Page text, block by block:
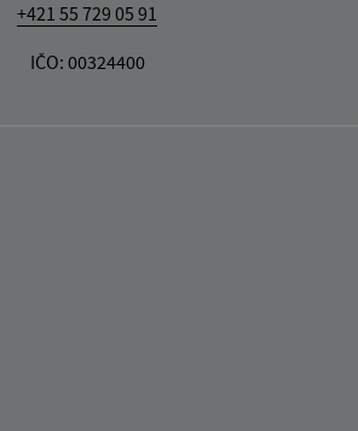
+421 55 729 05 91
IČO: 00324400